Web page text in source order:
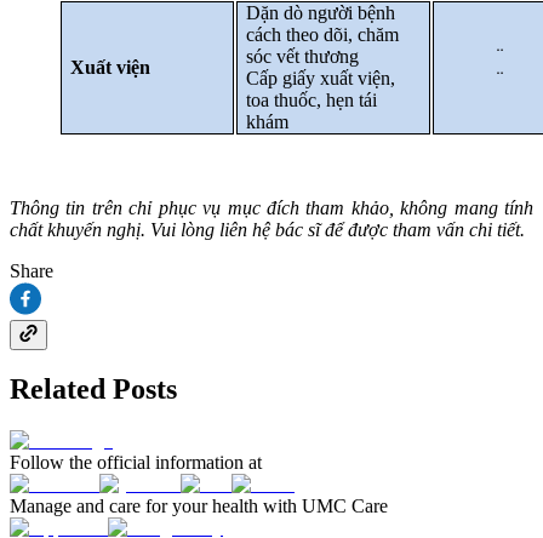
Xuất viện
Dặn dò người bệnh
cách theo dõi, chăm
sóc vết thương
Cấp giấy xuất viện,
toa thuốc, hẹn tái
khám
¨
¨
Thông tin trên chỉ phục vụ mục đích tham khảo, không mang tính
chất khuyến nghị. Vui lòng liên hệ bác sĩ để được tham vấn chi tiết.
Share
Related Posts
Follow the official information at
Manage and care for your health with UMC Care